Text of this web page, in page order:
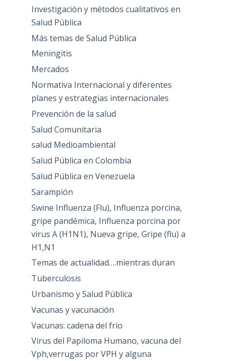
Investigación y métodos cualitativos en
Salud Pública
Más temas de Salud Pública
Meningitis
Mercados
Normativa Internacional y diferentes
planes y estrategias internacionales
Prevención de la salud
Salud Comunitaria
salud Medioambiental
Salud Pública en Colombia
Salud Pública en Venezuela
Sarampión
Swine Influenza (Flu), Influenza porcina,
gripe pandémica, Influenza porcina por
virus A (H1N1), Nueva gripe, Gripe (flu) a
H1,N1
Temas de actualidad….mientras duran
Tuberculosis
Urbanismo y Salud Pública
Vacunas y vacunación
Vacunas: cadena del frío
Virus del Papiloma Humano, vacuna del
Vph,verrugas por VPH y alguna